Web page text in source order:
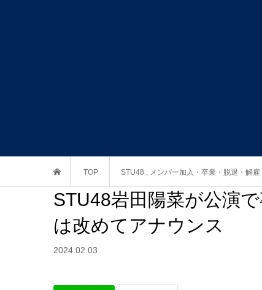
TOP STU48 , メンバー加入・卒業・脱退・解雇
STU48岩田陽菜が公演
は改めてアナウンス
2024.02.03